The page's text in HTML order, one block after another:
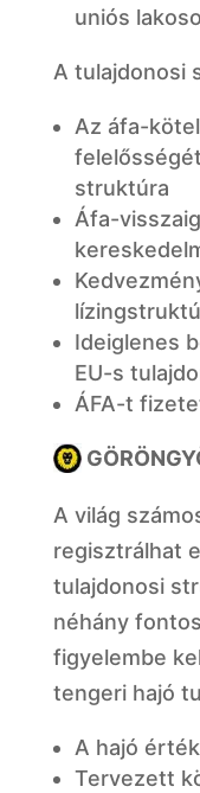
uniós
A tulajdonosi
Az áfa-
struktúra
Áfa-
Ideiglenes
EU-s
ÁFA-t
A világ
regisztrálhat
tulajdonosi
néhány
figyelembe
tengeri hajó
A hajó
Tervezett